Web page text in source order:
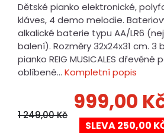
Dětské pianko elektronické,
kláves, 4 demo melodie.
alkalické baterie typu AA/LR6
balení). Rozměry 32x24x31 cm. 3
pianko REIG MUSICALES dřevěné
oblíbené... Kompletní popis
1 249,00 Kč
999,00
SLEVA 250,00